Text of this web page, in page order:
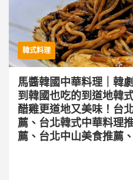
韓式料理
馬醬韓國中華料理｜韓
到韓國也吃的到道地韓
醋雞更道地又美味！台
薦、台北韓式中華料理
薦、台北中山美食推薦